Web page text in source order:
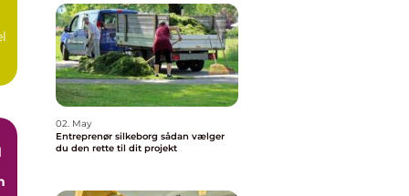
02. May
Entreprenør silkeborg sådan vælger
du den rette til dit projekt